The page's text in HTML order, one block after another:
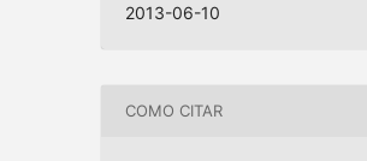
2013-06-10
COMO CITAR